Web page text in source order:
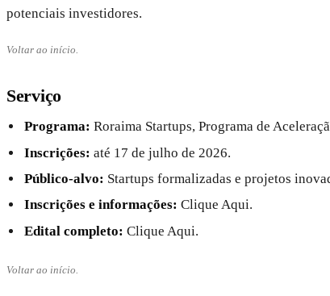
potenciais investidores.
Voltar ao início.
Serviço
Programa: Roraima Startups, Programa de
Inscrições: até 17 de julho de 2026.
Público-alvo: Startups formalizadas e projetos
Inscrições e informações: Clique Aqui.
Edital completo: Clique Aqui.
Voltar ao início.